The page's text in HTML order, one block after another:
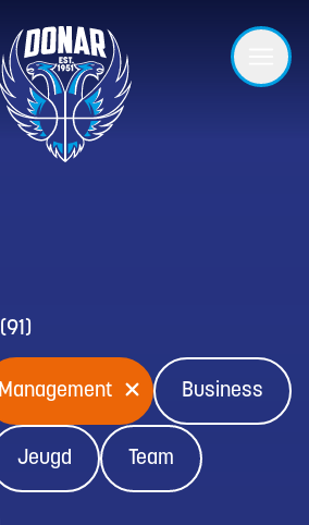
(91 )
Management Business
Jeugd Team